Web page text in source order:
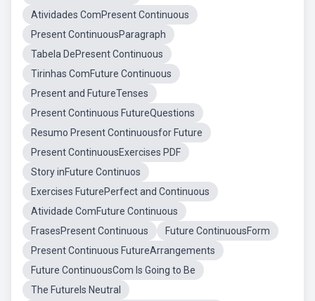
Atividades ComPresent Continuous
Present ContinuousParagraph
Tabela DePresent Continuous
Tirinhas ComFuture Continuous
Present and FutureTenses
Present Continuous FutureQuestions
Resumo Present Continuousfor Future
Present ContinuousExercises PDF
Story inFuture Continuos
Exercises FuturePerfect and Continuous
Atividade ComFuture Continuous
FrasesPresent Continuous
Future ContinuousForm
Present Continuous FutureArrangements
Future ContinuousCom Is Going to Be
The FutureIs Neutral